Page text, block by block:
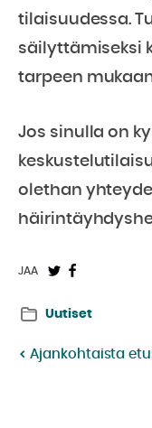
tilaisuudessa.
säilyttämiseksi
tarpeen
Jos sinulla on
olethan
JAA
JaaJaa
Uutiset
Ajankohtaista